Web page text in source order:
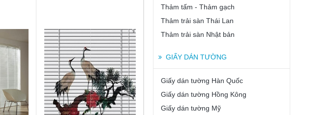
Thảm tấm - Thảm gạch
Thảm trải sàn Thái Lan
Thảm trải sàn Nhật bản
GIẤY DÁN TƯỜNG
Giấy dán tường Hàn Quốc
Giấy dán tường Hồng Kông
Giấy dán tường Mỹ